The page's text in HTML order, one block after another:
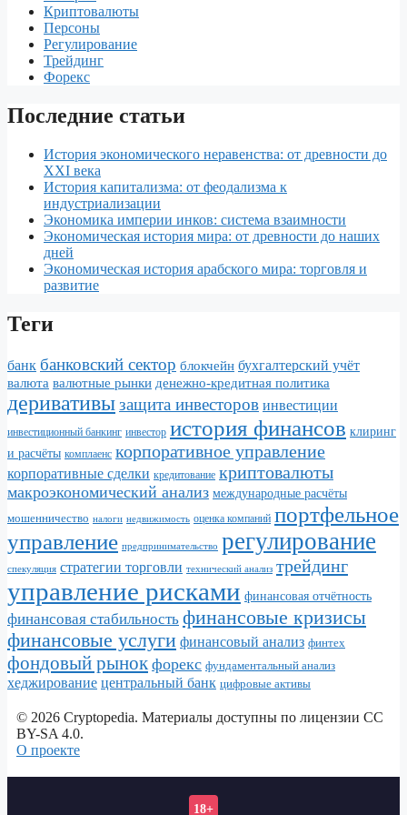
Криптовалюты
Персоны
Регулирование
Трейдинг
Форекс
Последние статьи
История экономического неравенства: от древности до
XXI века
История капитализма: от феодализма к
индустриализации
Экономика империи инков: система взаимности
Экономическая история мира: от древности до наших
дней
Экономическая история арабского мира: торговля и
развитие
Теги
банк банковский сектор блокчейн бухгалтерский учёт
валюта валютные рынки денежно-кредитная политика
деривативы защита инвесторов инвестиции
инвестиционный банкинг инвестор история финансов клиринг
и расчёты комплаенс корпоративное управление
корпоративные сделки кредитование криптовалюты
макроэкономический анализ международные расчёты
мошенничество налоги недвижимость оценка компаний портфельное
управление предпринимательство регулирование
спекуляция стратегии торговли технический анализ трейдинг
управление рисками финансовая отчётность
финансовая стабильность финансовые кризисы
финансовые услуги финансовый анализ финтех
фондовый рынок форекс фундаментальный анализ
хеджирование центральный банк цифровые активы
© 2026 Cryptopedia. Материалы доступны по лицензии CC
BY-SA 4.0.
О проекте
18+